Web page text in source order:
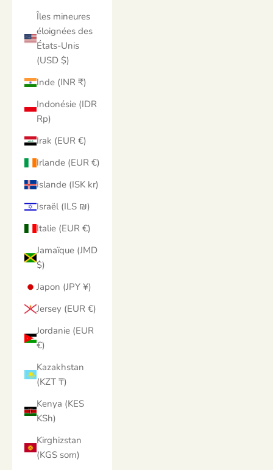
Îles mineures
éloignées des
États-Unis
(USD $)
Inde (INR ₹)
Indonésie (IDR
Rp)
Irak (EUR €)
Irlande (EUR €)
Islande (ISK kr)
Israël (ILS ₪)
Italie (EUR €)
Jamaïque (JMD
$)
Japon (JPY ¥)
Jersey (EUR €)
Jordanie (EUR
€)
Kazakhstan
(KZT ₸)
Kenya (KES
KSh)
Kirghizstan
(KGS som)